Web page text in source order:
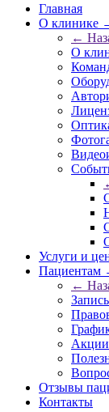
Главная
О клинике
←
О
Услуги и
Пациентам
←
Акции
Отзывы
Контакты